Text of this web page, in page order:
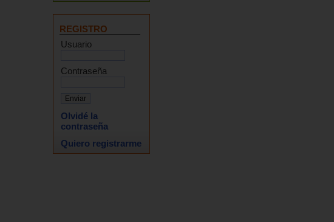
REGISTRO
Usuario
Contraseña
Olvidé la
contraseña
Quiero registrarme